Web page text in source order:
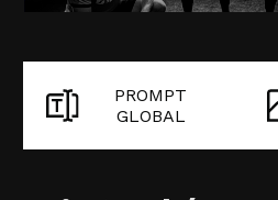
PROMPT
GLOBAL